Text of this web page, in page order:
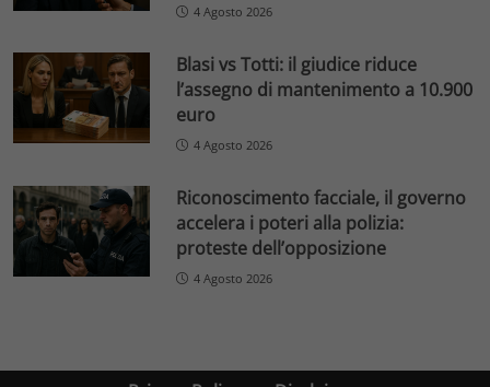
4 Agosto 2026
Blasi vs Totti: il giudice riduce
l’assegno di mantenimento a 10.900
euro
4 Agosto 2026
Riconoscimento facciale, il governo
accelera i poteri alla polizia:
proteste dell’opposizione
4 Agosto 2026